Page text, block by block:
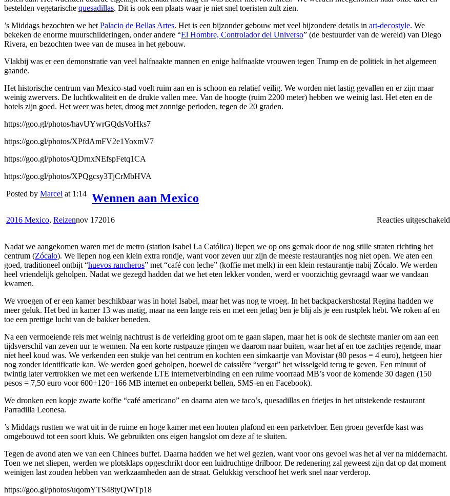
bestelden vegetarische quesadillas. Dit is ook een plaats waar je niet snel toeristen zult zien.
’s Middags bezochten we het Palacio de Bellas Artes. Het is een bijzonder gebouw met veel bijzondere details in art-decostyle. We
bekeken de enorme muurschilderingen, onder andere “El Hombre, Controlador del Universo” (de bestuurder van de wereld) van Diego
Rivera, en bezochten twee van de musea in het gebouw.
Vlakbij was er een demonstratie van veel halfnaakte mannen en enige halfnaakte vrouwen tegen Trump en de politiek in het algemeen
gaande.
Het historische centrum van Mexico-stad voelt ruim aan en is schoon en relatief veilig. We worden niet lastig gevallen en er zijn maar
weinig zwervers. De luchtkwaliteit en de drukte vallen mee. Van de hoogte (ruim 2200 meter) hebben we weinig last. Het eten en de
hotels zijn goed. Het weer was beter, droog met zonnige perioden, tegen de 20 graden.
https://goo.gl/photos/havUYwrGQdsVoHks7
https://goo.gl/photos/XPfdAmFV2e1YoxmV7
https://goo.gl/photos/QDrnxNEfspFetq1CA
https://goo.gl/photos/XPQgcsy3TjCrMbHVA
Posted by Marcel at 1:14 Wennen aan Mexico
2016 Mexico, Reizen Reacties uitgeschakeld
nov 172016
Nadat we aangekomen waren met de metro (station Isabel La Católica) liepen we op ons gemak door de nog stille straten richting het
centrum (Zócalo). We liepen nog een klein extra rondje, want voor zeven uur zijn de meeste restaurantjes nog niet open. We aten een
goed, traditioneel ontbijt “huevos rancheros” met “café con leche” (koffie met melk) in een klein restaurantje nabij Zócalo. We werden
heel vriendelijk geholpen. Nadat we gezegd hadden dat we het eten lekker vonden, werd er voorzichtig gevraagd waar we vandaan
kwamen.
We vroegen of er een kamer beschikbaar was in hotel Isabel, maar het was nog te vroeg. In het backpackershostal Regina hadden we
meer geluk. Het bed in kamer 13 was matig, maar na een lange reis en met een jetlag ben je blij als je een rustplek hebt. We roken af en
toe een prettige lucht van de bakker beneden.
Na een vermoeiende reis met weinig nachtrust is de verleiding groot om te gaan slapen, maar het is ook de slechtste manier om aan een
tijdsverschil van zeven uur te wennen. Na een korte rustpauze gingen we daarom naar buiten, waar het af en toe zachtjes regende, maar
niet heel koud was. We verkenden een stukje van het centrum en kochten een simkaartje van Movistar (80 pesos = 4 euro), hetgeen hier
nog zonder identificatie kan. We werden goed geholpen, hoewel de caissière “vergat” het wisselgeld terug te geven. Een minuut of
twintig later vertrokken we met een werkende LTE internetverbinding en een ruime voorraad MB’s voor de komende 30 dagen (150
pesos = 7,50 euro voor 600+120+166 MB internet en onbeperkt bellen, SMS-en en Facebook).
We dronken een kopje zwarte koffie “café americano” en daarna aten we taco’s, quesadillas en frietjes in het uitstekende restaurant
Parradilla Leonesa.
’s Middags rustten we wat uit in de ruime en hoge kamer met een houten plafond en een parketvloer. Een groen geverfde kast was
omgebouwd tot een soort kluis. We gebruikten ons eigen hangslot om deze af te sluiten.
Tegen de avond aten we van een Chinees buffet. Daarna hadden we het wel gezien, want voor ons gevoel was het al ver na middernacht.
Toen we net sliepen, werden we plotsklaps opgeschrikt door een luidruchtige drilboor. De redenering zal geweest zijn dat op dat moment
weinigen last zouden hebben van werkzaamheden aan de straat. Gelukkig verschoof het werk snel naar verderop.
https://goo.gl/photos/uqomYTS48tyQWTp18